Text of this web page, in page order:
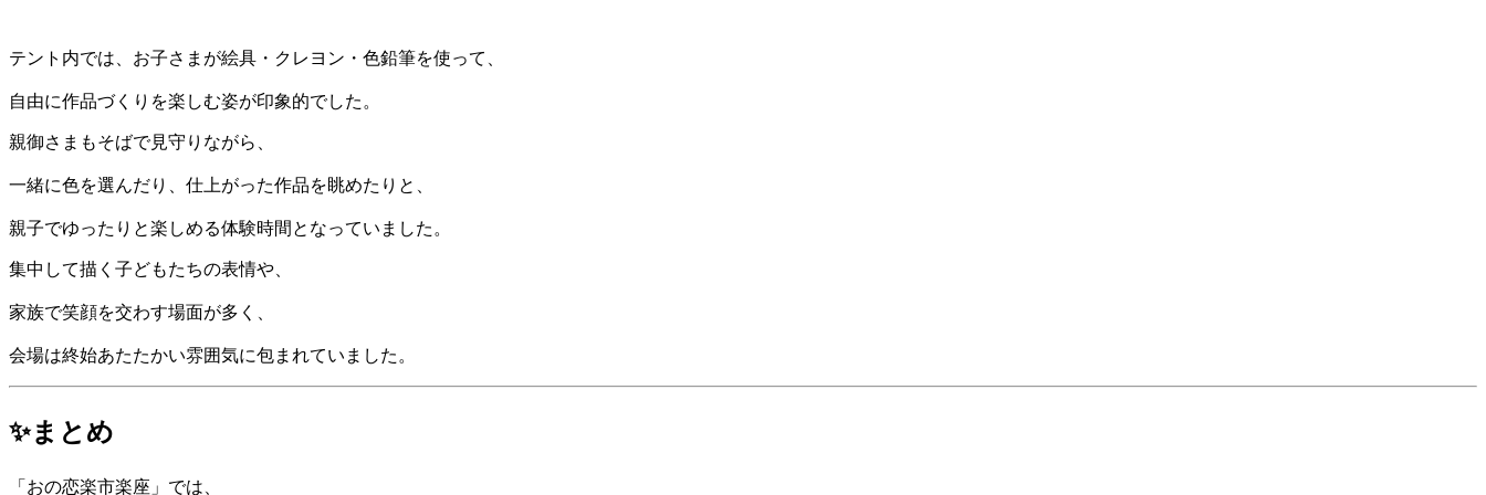
テント内では、お子さまが絵具・クレヨン・色鉛筆を使って、
自由に作品づくりを楽しむ姿が印象的でした。
親御さまもそばで見守りながら、
一緒に色を選んだり、仕上がった作品を眺めたりと、
親子でゆったりと楽しめる体験時間となっていました。
集中して描く子どもたちの表情や、
家族で笑顔を交わす場面が多く、
会場は終始あたたかい雰囲気に包まれていました。
✨まとめ
「おの恋楽市楽座」では、